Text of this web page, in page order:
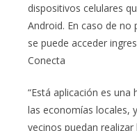
dispositivos celulares
Android. En caso de
se puede acceder
Conecta
“Está aplicación es
las economías locales,
vecinos puedan